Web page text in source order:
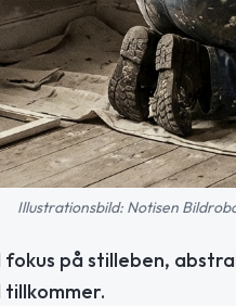
Illustrationsbild: Notisen
på stilleben,